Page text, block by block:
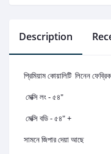
Description
প্রিমিয়াম কোয়ালিটি লিনেন
মেক্সি লং - ৫৪"
মেক্সি বডি - ৫৪" +
সামনে জিপার দেয়া আছে